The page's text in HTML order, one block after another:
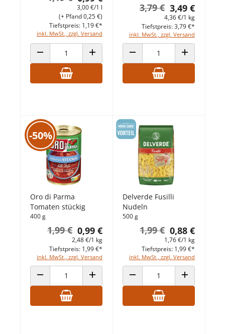
3,00 €/1 l
inkl. MwSt., zzgl. Versand
(+ Pfand 0,25 €)
Tiefstpreis: 1,19 €*
ANZAHL VERRINGERNANZAHL ERHÖHEN
3,49 €
3,79 €
4,36 €/1 kg
inkl. MwSt., zzgl. Versand
Tiefstpreis: 3,79 €*
ANZAHL VERRINGERNANZAHL
-50%
Oro di Parma
Tomaten stückig
400 g
0,99 €
1,99 €
2,48 €/1 kg
inkl. MwSt., zzgl. Versand
Tiefstpreis: 1,99 €*
ANZAHL VERRINGERNANZAHL ERHÖHEN
Delverde Fusilli
Nudeln
500 g
0,88 €
1,99 €
1,76 €/1 kg
inkl. MwSt., zzgl. Versand
Tiefstpreis: 1,99 €*
ANZAHL VERRINGERNANZAHL